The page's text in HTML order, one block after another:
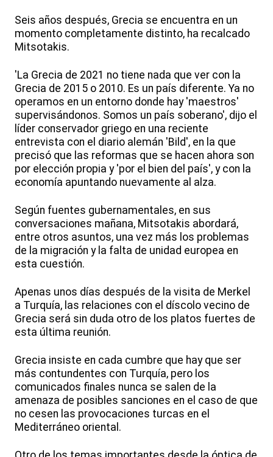
Seis años después, Grecia se encuentra en un
momento completamente distinto, ha recalcado
Mitsotakis.
'La Grecia de 2021 no tiene nada que ver con la
Grecia de 2015 o 2010. Es un país diferente. Ya no
operamos en un entorno donde hay 'maestros'
supervisándonos. Somos un país soberano', dijo el
líder conservador griego en una reciente
entrevista con el diario alemán 'Bild', en la que
precisó que las reformas que se hacen ahora son
por elección propia y 'por el bien del país', y con la
economía apuntando nuevamente al alza.
Según fuentes gubernamentales, en sus
conversaciones mañana, Mitsotakis abordará,
entre otros asuntos, una vez más los problemas
de la migración y la falta de unidad europea en
esta cuestión.
Apenas unos días después de la visita de Merkel
a Turquía, las relaciones con el díscolo vecino de
Grecia será sin duda otro de los platos fuertes de
esta última reunión.
Grecia insiste en cada cumbre que hay que ser
más contundentes con Turquía, pero los
comunicados finales nunca se salen de la
amenaza de posibles sanciones en el caso de que
no cesen las provocaciones turcas en el
Mediterráneo oriental.